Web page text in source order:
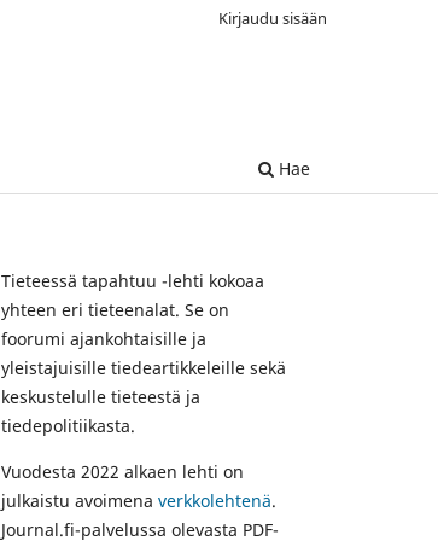
Hae
Kirjaudu sisään
Tieteessä tapahtuu -lehti kokoaa
yhteen eri tieteenalat. Se on
foorumi ajankohtaisille ja
yleistajuisille tiedeartikkeleille sekä
keskustelulle tieteestä ja
tiedepolitiikasta.
Vuodesta 2022 alkaen lehti on
julkaistu avoimena verkkolehtenä.
Journal.fi-palvelussa olevasta PDF-